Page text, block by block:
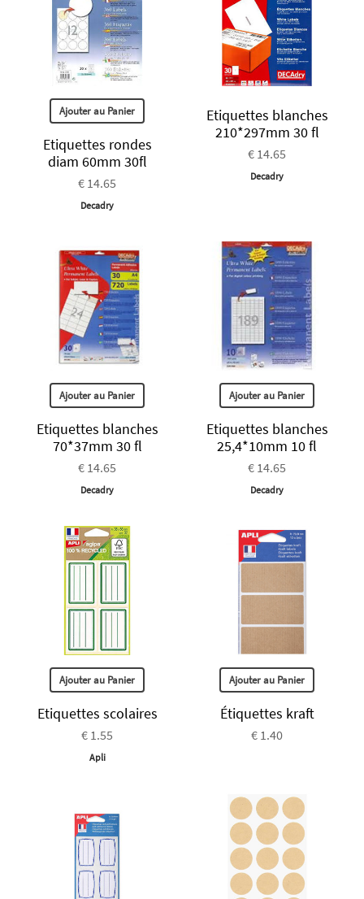
Ajouter au Panier
Etiquettes rondes
diam 60mm 30fl
€ 14.65
Decadry
Etiquettes blanches
210*297mm 30 fl
€ 14.65
Decadry
Ajouter au Panier
Etiquettes blanches
70*37mm 30 fl
€ 14.65
Decadry
Ajouter au Panier
Etiquettes blanches
25,4*10mm 10 fl
€ 14.65
Decadry
Ajouter au Panier
Etiquettes scolaires
€ 1.55
Apli
Ajouter au Panier
Étiquettes kraft
€ 1.40